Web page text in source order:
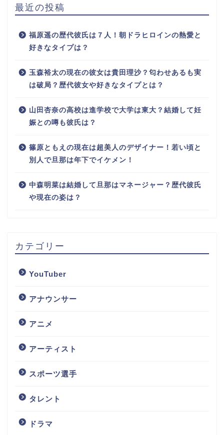
最近の投稿
福原遥の歴代彼氏は７人！朝ドラヒロインの熱愛と
好きなタイプは？
玉森裕太の現在の彼女は貴田理沙？匂わせあるも実
は破局？歴代彼女や好きなタイプとは？
山田杏奈の高校は進学校で大学は東大？結婚して妊
娠との噂も彼氏は？
篠原ともえの現在は超美人のデザイナー！若い頃と
別人で旦那は年下でイケメン！
中森明菜は結婚して旦那はマネージャー？歴代彼氏
や現在の姿は？
カテゴリー
YouTuber
アナウンサー
アニメ
アーティスト
スポーツ選手
タレント
ドラマ